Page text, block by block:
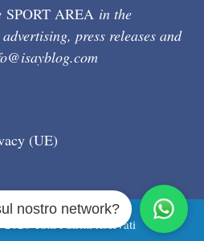
SPORT AREA in the
press releases and
(UE)
2026 Tutti i diritti riservati
nostro network?